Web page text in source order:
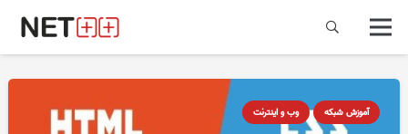
آموزش شبکه وب و اینترنت